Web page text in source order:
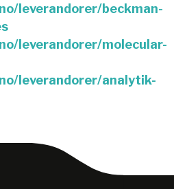
leverandorer/beckman-
leverandorer/molecular-
leverandorer/analytik-